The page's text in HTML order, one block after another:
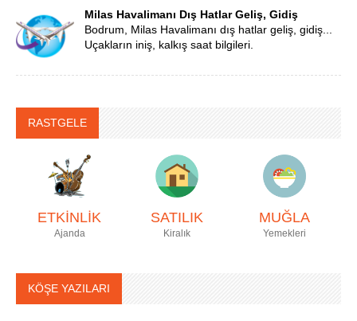
Milas Havalimanı Dış Hatlar Geliş, Gidiş
Bodrum, Milas Havalimanı dış hatlar geliş, gidiş...
Uçakların iniş, kalkış saat bilgileri.
RASTGELE
ETKİNLİK
Ajanda
SATILIK
Kiralık
MUĞLA
Yemekleri
KÖŞE YAZILARI